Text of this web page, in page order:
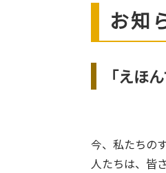
お知
「えほ
今、私たちの
人たちは、皆